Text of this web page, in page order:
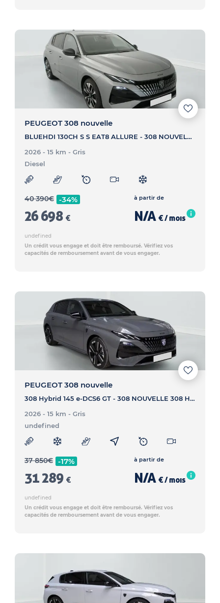
PEUGEOT 308 nouvelle
BLUEHDI 130CH S S EAT8 ALLURE - 308 NOUVELLE BLUEHDI 130CH S S EAT8 ALLURE
2026 - 15 km - Gris
Diesel
40 390€ -34%
26 698 €
à partir de
N/A € / mois
undefined
Un crédit vous engage et doit être remboursé. Vérifiez vos
capacités de remboursement avant de vous engager.
PEUGEOT 308 nouvelle
308 Hybrid 145 e-DCS6 GT - 308 NOUVELLE 308 Hybrid 145 e-DCS6 GT
2026 - 15 km - Gris
undefined
37 850€ -17%
31 289 €
à partir de
N/A € / mois
undefined
Un crédit vous engage et doit être remboursé. Vérifiez vos
capacités de remboursement avant de vous engager.